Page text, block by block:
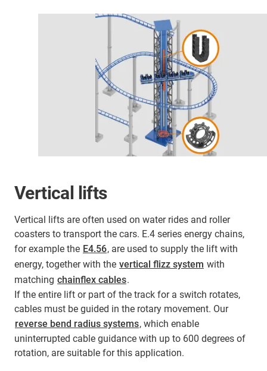
Vertical lifts
Vertical lifts are often used on water rides and roller
coasters to transport the cars. E.4 series energy chains,
for example the E4.56, are used to supply the lift with
energy, together with the vertical flizz system with
matching chainflex cables.
If the entire lift or part of the track for a switch rotates,
cables must be guided in the rotary movement. Our
reverse bend radius systems, which enable
uninterrupted cable guidance with up to 600 degrees of
rotation, are suitable for this application.